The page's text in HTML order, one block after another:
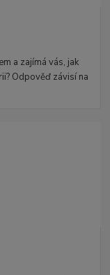
a zajímá vás, jak
Odpověď závisí na